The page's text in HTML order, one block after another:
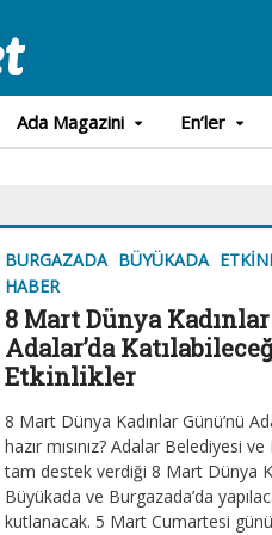
Ada Magazini En’ler
BURGAZADA BÜYÜKADA
HABER
8 Mart Dünya Kadınlar
Adalar’da
Etkinlikler
8 Mart Dünya Kadınlar Günü’nü
hazır mısınız? Adalar Belediyesi ve
tam destek verdiği 8 Mart Dünya
Büyükada ve Burgazada’da
kutlanacak. 5 Mart Cumartesi günü